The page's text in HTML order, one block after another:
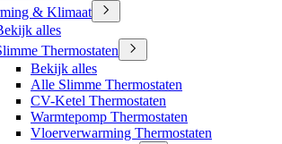
& Klimaat
alles
Thermostaten
Bekijk alles
Alle Slimme Thermostaten
CV-Ketel Thermostaten
Warmtepomp Thermostaten
Vloerverwarming Thermostaten